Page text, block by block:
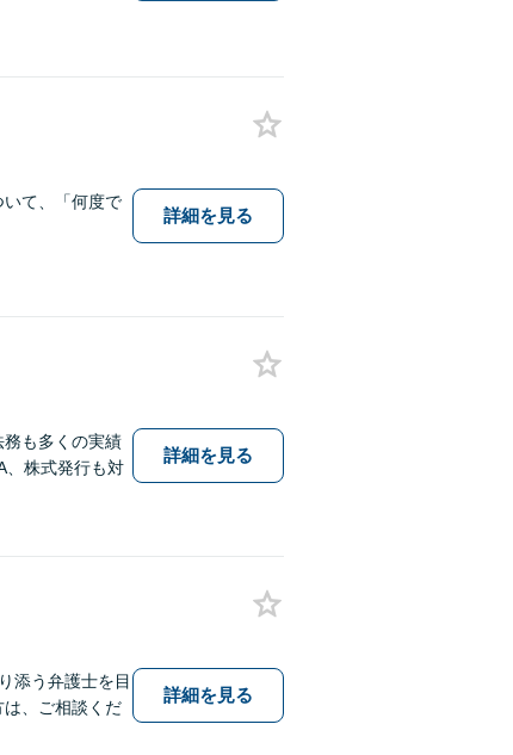
いて、「何度で
詳細を見る
も多くの実績
、株式発行も対
詳細を見る
添う弁護士を目
、ご相談くだ
詳細を見る